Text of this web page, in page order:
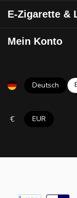
E-Zigarette &
Mein Konto
Deutsch
€ EUR